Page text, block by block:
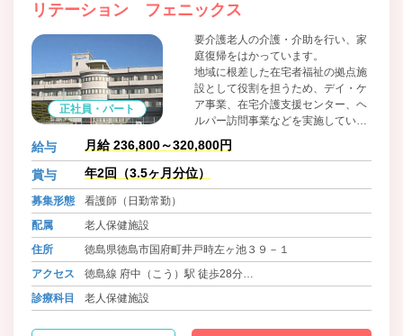
リテーション フェニックス
正社員・パート
要介護老人の介護・介助を行い、家
庭復帰をはかっています。
地域に根差した在宅者福祉の拠点施
設として役割を担うため、デイ・ケ
ア事業、在宅介護支援センター、ヘ
ルパー訪問事業などを実施していま
給与 月給 236,800～320,800円
賞与 年2回（3.5ヶ月分位）
募集形態
看護師（日勤常勤）
配属
老人保健施設
住所
徳島県徳島市国府町井戸時左ヶ池３９－１
アクセス
徳島線 府中（こう）駅 徒歩28分
バス 徳島バス 竜王団地線 井戸 徒歩5分
診療科目 老人保健施設